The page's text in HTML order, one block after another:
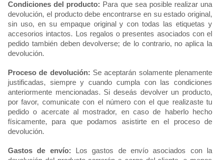
Condiciones del producto: Para que sea posible realizar una
devolución, el producto debe encontrarse en su estado original,
sin uso, en su empaque original y con todas las etiquetas y
accesorios intactos. Los regalos o presentes asociados con el
pedido también deben devolverse; de lo contrario, no aplica la
devolución.
Proceso de devolución: Se aceptarán solamente plenamente
justificadas, siempre y cuando cumpla con las condiciones
anteriormente mencionadas. Si deseás devolver un producto,
por favor, comunicate con el número con el que realizaste tu
pedido o acercate al mostrador, en caso de haberlo hecho
físicamente, para que podamos asistirte en el proceso de
devolución.
Gastos de envío: Los gastos de envío asociados con la